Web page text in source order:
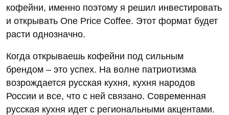
кофейни, именно поэтому я решил инвестировать
и открывать One Price Coffee. Этот формат будет
расти однозначно.
Когда открываешь кофейни под сильным
брендом – это успех. На волне патриотизма
возрождается русская кухня, кухня народов
России и все, что с ней связано. Современная
русская кухня идет с региональными акцентами.